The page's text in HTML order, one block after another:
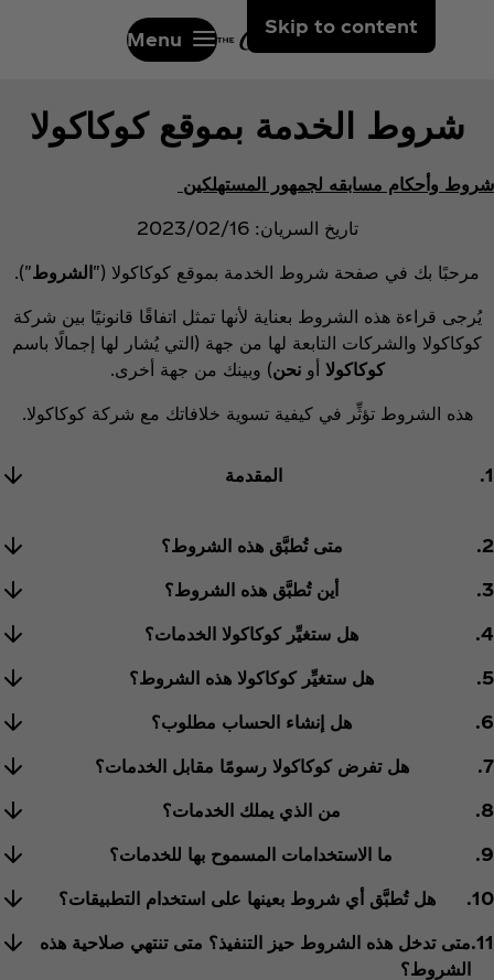
Skip to content
Menu
شروط الخدمة بموقع كوكاكولا
شروط وأحكام مسابقه لجمهور المستهلكين
تاريخ السريان: 16‏/02‏/2023
مرحبًا بك في صفحة شروط الخدمة بموقع كوكاكولا ("الشروط").
يُرجى قراءة هذه الشروط بعناية لأنها تمثل اتفاقًا قانونيًا بين شركة
كوكاكولا والشركات التابعة لها من جهة (التي يُشار لها إجمالًا باسم
كوكاكولاأونحن) وبينك من جهة أخرى.
هذه الشروط تؤثِّر في كيفية تسوية خلافاتك مع شركة كوكاكولا.
1. المقدمة
2. متى تُطبَّق هذه الشروط؟
3. أين تُطبَّق هذه الشروط؟
4. هل ستغيِّر كوكاكولا الخدمات؟
5. هل ستغيِّر كوكاكولا هذه الشروط؟
6. هل إنشاء الحساب مطلوب؟
7. هل تفرض كوكاكولا رسومًا مقابل الخدمات؟
8. من الذي يملك الخدمات؟
9. ما الاستخدامات المسموح بها للخدمات؟
10. هل تُطبَّق أي شروط بعينها على استخدام التطبيقات؟
11. متى تدخل هذه الشروط حيز التنفيذ؟ متى تنتهي صلاحية هذه
الشروط؟